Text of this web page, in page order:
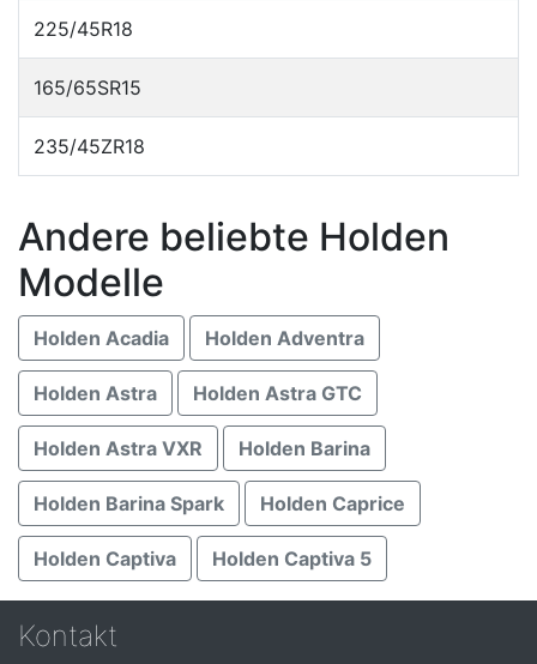
225/45R18
165/65SR15
235/45ZR18
Andere beliebte Holden
Modelle
Holden Acadia Holden Adventra
Holden Astra Holden Astra GTC
Holden Astra VXR Holden Barina
Holden Barina Spark Holden Caprice
Holden Captiva Holden Captiva 5
Kontakt